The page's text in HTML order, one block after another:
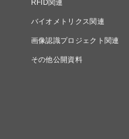
RFID関連
バイオメトリクス関連
画像認識プロジェクト関連
その他公開資料